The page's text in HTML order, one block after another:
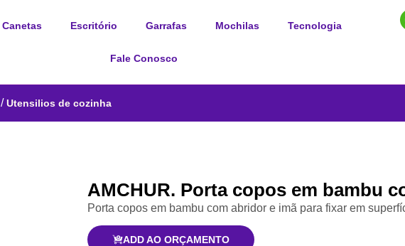
Canetas Escritório Garrafas Mochilas Tecnologia
Fale Conosco
/Utensilios de cozinha
AMCHUR. Porta copos em bambu
Porta copos em bambu com abridor e imã para fixar em
ADD AO ORÇAMENTO